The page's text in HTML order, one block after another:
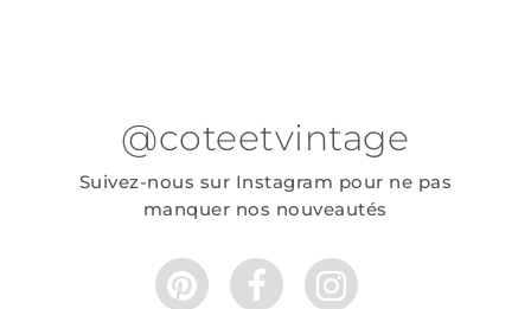
@coteetvintage
Suivez-nous sur Instagram pour ne pas
manquer nos nouveautés